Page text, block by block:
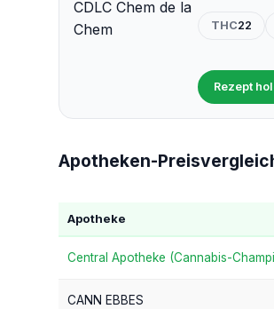
THC22
Rezept
Apotheken-
Apotheke
Central Apotheke (Cannabis-
CANN EBBES